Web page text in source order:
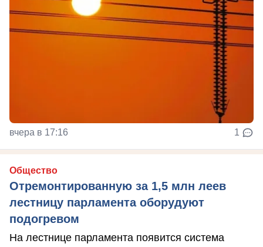
вчера в 17:16 1
Общество
Отремонтированную за 1,5 млн леев
лестницу парламента оборудуют
подогревом
На лестнице парламента появится система